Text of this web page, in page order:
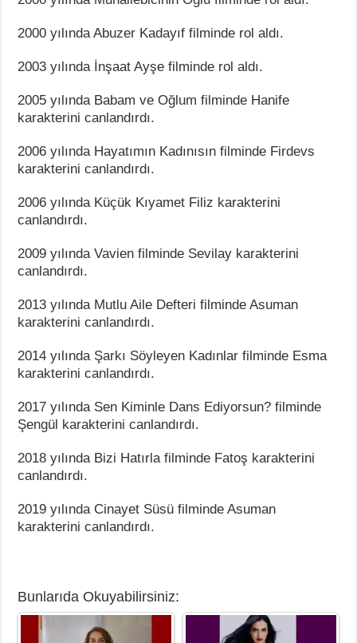
2000 yılında Abuzer Kadayıf filminde rol aldı.
2003 yılında İnşaat Ayşe filminde rol aldı.
2005 yılında Babam ve Oğlum filminde Hanife
karakterini canlandırdı.
2006 yılında Hayatımın Kadınısın filminde Firdevs
karakterini canlandırdı.
2006 yılında Küçük Kıyamet Filiz karakterini
canlandırdı.
2009 yılında Vavien filminde Sevilay karakterini
canlandırdı.
2013 yılında Mutlu Aile Defteri filminde Asuman
karakterini canlandırdı.
2014 yılında Şarkı Söyleyen Kadınlar filminde Esma
karakterini canlandırdı.
2017 yılında Sen Kiminle Dans Ediyorsun? filminde
Şengül karakterini canlandırdı.
2018 yılında Bizi Hatırla filminde Fatoş karakterini
canlandırdı.
2019 yılında Cinayet Süsü filminde Asuman
karakterini canlandırdı.
Bunlarıda Okuyabilirsiniz: